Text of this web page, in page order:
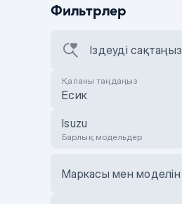
Фильтрлер
Іздеуді сақтаңыз
Қаланы таңдаңыз
Есик
Isuzu
Барлық модельдер